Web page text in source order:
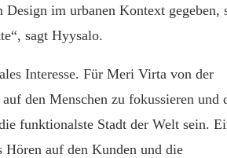
im urbanen Kontext gegeben,
sagt Hyysalo.
Interesse. Für Meri Virta von der
den Menschen zu fokussieren und
funktionalste Stadt der Welt sein.
Hören auf den Kunden und die